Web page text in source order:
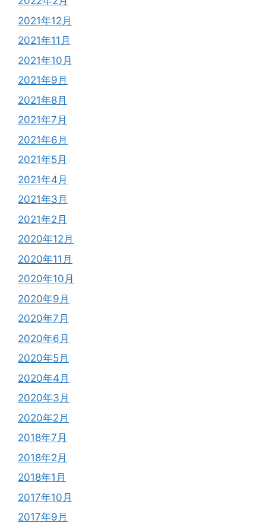
2021年12月
2021年11月
2021年10月
2021年9月
2021年8月
2021年7月
2021年6月
2021年5月
2021年4月
2021年3月
2021年2月
2020年12月
2020年11月
2020年10月
2020年9月
2020年7月
2020年6月
2020年5月
2020年4月
2020年3月
2020年2月
2018年7月
2018年2月
2018年1月
2017年10月
2017年9月